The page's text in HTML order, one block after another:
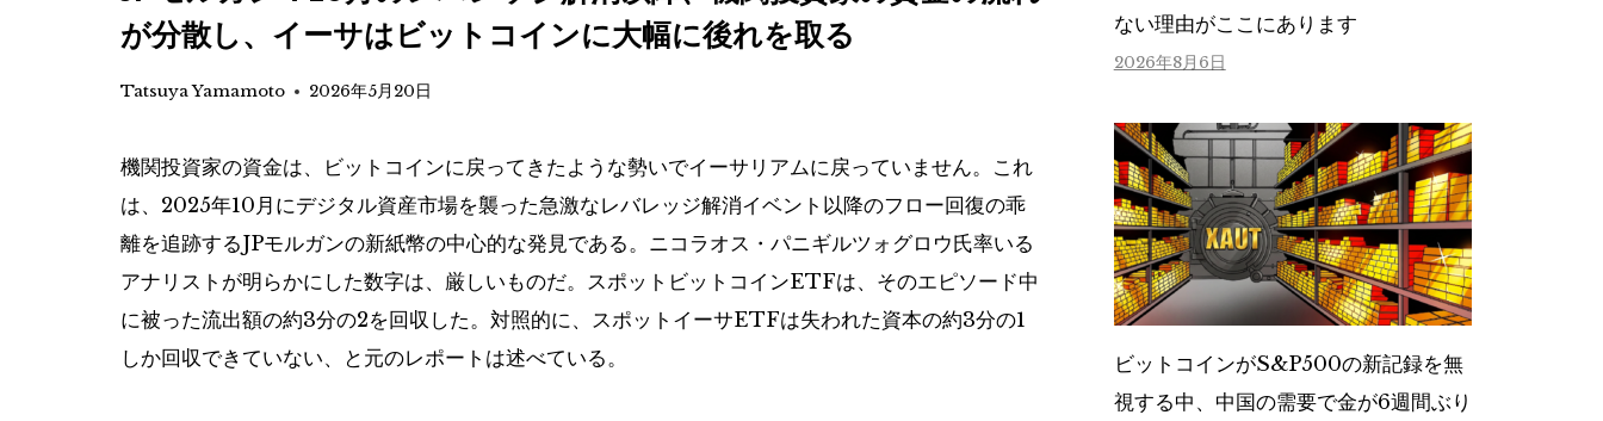
が分散し、イーサはビットコインに大幅に後れを取る
Tatsuya Yamamoto 2026年5月20日
機関投資家の資金は、ビットコインに戻ってきたような勢いでイーサリアムに戻っていません。これ
は、2025年10月にデジタル資産市場を襲った急激なレバレッジ解消イベント以降のフロー回復の乖
離を追跡するJPモルガンの新紙幣の中心的な発見である。ニコラオス・パニギルツォグロウ氏率いる
アナリストが明らかにした数字は、厳しいものだ。スポットビットコインETFは、そのエピソード中
に被った流出額の約3分の2を回収した。対照的に、スポットイーサETFは失われた資本の約3分の1
しか回収できていない、と元のレポートは述べている。
ない理由がここにあります
2026年8月6日
ビットコインがS&P500の新記録を無
視する中、中国の需要で金が6週間ぶり